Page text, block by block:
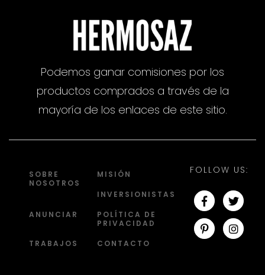
Podemos ganar comisiones por los
productos comprados a través de la
mayoría de los enlaces de este sitio.
SOBRE
NOSOTROS
MISIÓN
INVERSIONISTAS
ANUNCIAR
POLÍTICA DE
PRIVACIDAD
TRABAJOS
CONTACTO
FOLLOW US: